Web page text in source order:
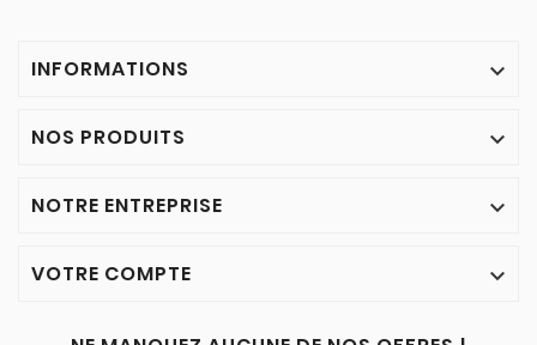
INFORMATIONS 
NOS PRODUITS 
NOTRE ENTREPRISE 
VOTRE COMPTE 